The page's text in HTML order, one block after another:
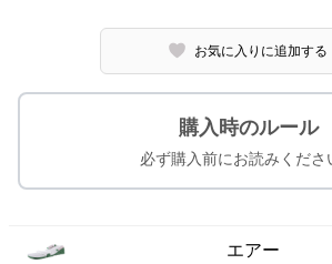
お気に入りに追加する
購入時のルール
必ず購入前にお読みくださ
エアー